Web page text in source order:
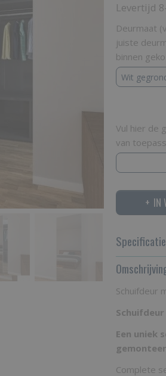
Levertijd
Deurmaat
juiste
binnen
Vul hier de
van
IN
Bruto gewicht
Schuifdeur
Een uniek
Complete